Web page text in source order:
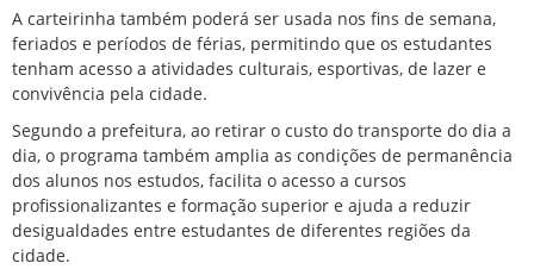
A carteirinha também poderá ser usada nos fins de semana,
feriados e períodos de férias, permitindo que os estudantes
tenham acesso a atividades culturais, esportivas, de lazer e
convivência pela cidade.
Segundo a prefeitura, ao retirar o custo do transporte do dia a
dia, o programa também amplia as condições de permanência
dos alunos nos estudos, facilita o acesso a cursos
profissionalizantes e formação superior e ajuda a reduzir
desigualdades entre estudantes de diferentes regiões da
cidade.